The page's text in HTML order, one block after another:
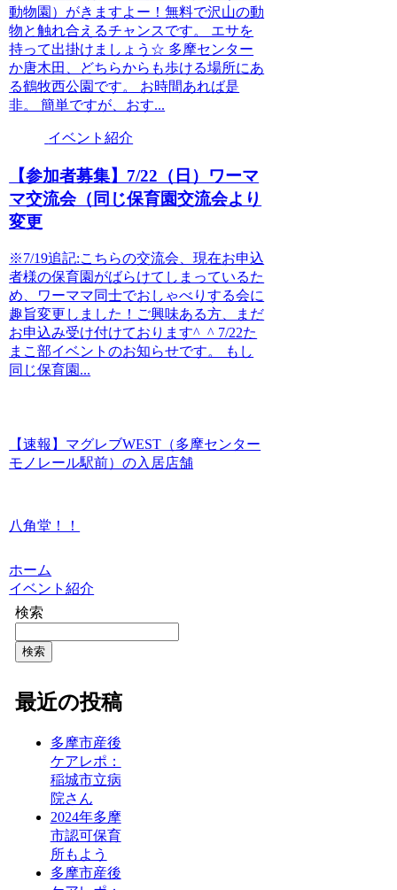
動物園）がきますよー！無料で沢山の動
物と触れ合えるチャンスです。 エサを
持って出掛けましょう☆ 多摩センター
か唐木田、どちらからも歩ける場所にあ
る鶴牧西公園です。 お時間あれば是
非。 簡単ですが、おす...
イベント紹介
【参加者募集】7/22（日）ワーマ
マ交流会（同じ保育園交流会より
変更
※7/19追記:こちらの交流会、現在お申込
者様の保育園がばらけてしまっているた
め、ワーママ同士でおしゃべりする会に
趣旨変更しました！ご興味ある方、まだ
お申込み受け付けております^_^ 7/22た
まこ部イベントのお知らせです。 もし
同じ保育園...
【速報】マグレブWEST（多摩センター
モノレール駅前）の入居店舗
八角堂！！
ホーム
イベント紹介
検索
検索
最近の投稿
多摩市産後
ケアレポ：
稲城市立病
院さん
2024年多摩
市認可保育
所もよう
多摩市産後